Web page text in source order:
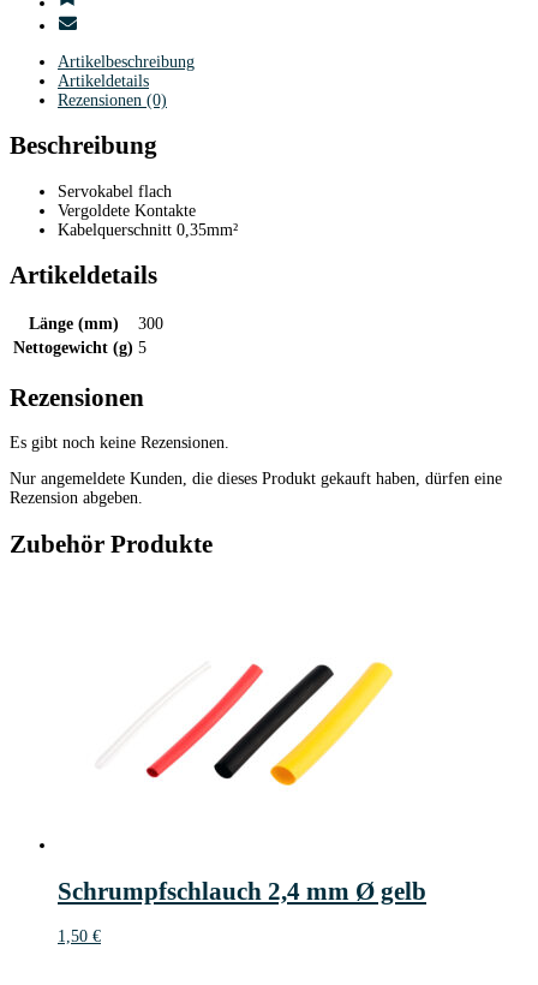
Artikelbeschreibung
Artikeldetails
Rezensionen (0)
Beschreibung
Servokabel flach
Vergoldete Kontakte
Kabelquerschnitt 0,35mm²
Artikeldetails
Länge (mm)
300
Nettogewicht (g) 5
Rezensionen
Es gibt noch keine Rezensionen.
Nur angemeldete Kunden, die dieses Produkt gekauft haben, dürfen eine
Rezension abgeben.
Zubehör Produkte
Schrumpfschlauch 2,4 mm Ø gelb
1,50 €